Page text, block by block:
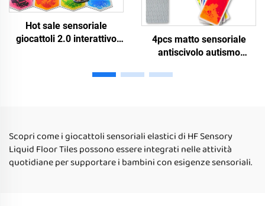
Hot sale sensoriale
giocattoli 2.0 interattivo
tappeto gioco bambini
4pcs matto sensoriale
antiscivolo autismo
Montessori matto liquido
Scopri come i giocattoli sensoriali elastici di HF Sensory
Liquid Floor Tiles possono essere integrati nelle attività
quotidiane per supportare i bambini con esigenze sensoriali.